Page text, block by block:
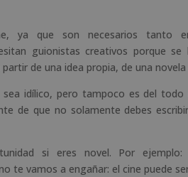
ya que son necesarios tanto
guionistas creativos porque
de una idea propia, de una
idílico, pero tampoco es del todo
de que no solamente debes
si eres novel. Por ejemplo:
te vamos a engañar: el cine puede